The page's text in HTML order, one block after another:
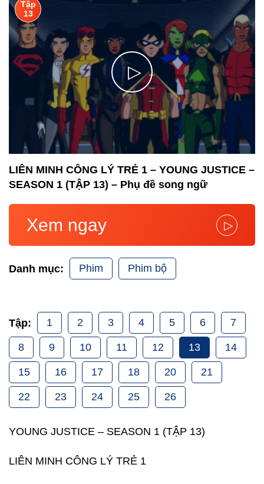
▷
Tập
13
LIÊN MINH CÔNG LÝ TRẺ 1 – YOUNG JUSTICE –
SEASON 1 (TẬP 13) – Phụ đề song ngữ
Danh mục: Phim Phim bộ
Xem ngay ▷
Tập: 1 2 3 4 5 6 7
8 9 10 11 12 13 14
15 16 17 18 20 21
22 23 24 25 26
YOUNG JUSTICE – SEASON 1 (TẬP 13)
LIÊN MINH CÔNG LÝ TRẺ 1